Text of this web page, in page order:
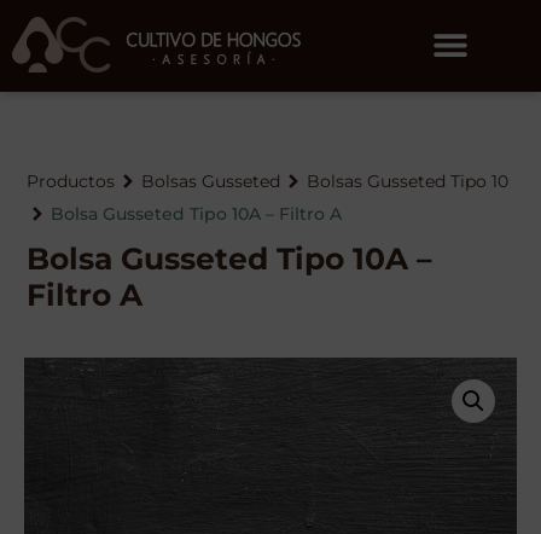
Productos Bolsas Gusseted
Bolsas Gusseted Tipo 10
Bolsa Gusseted Tipo 10A – Filtro A
Bolsa Gusseted Tipo 10A –
Filtro A